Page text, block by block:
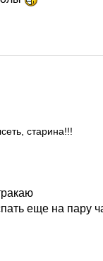
старина!!!
еще на пару